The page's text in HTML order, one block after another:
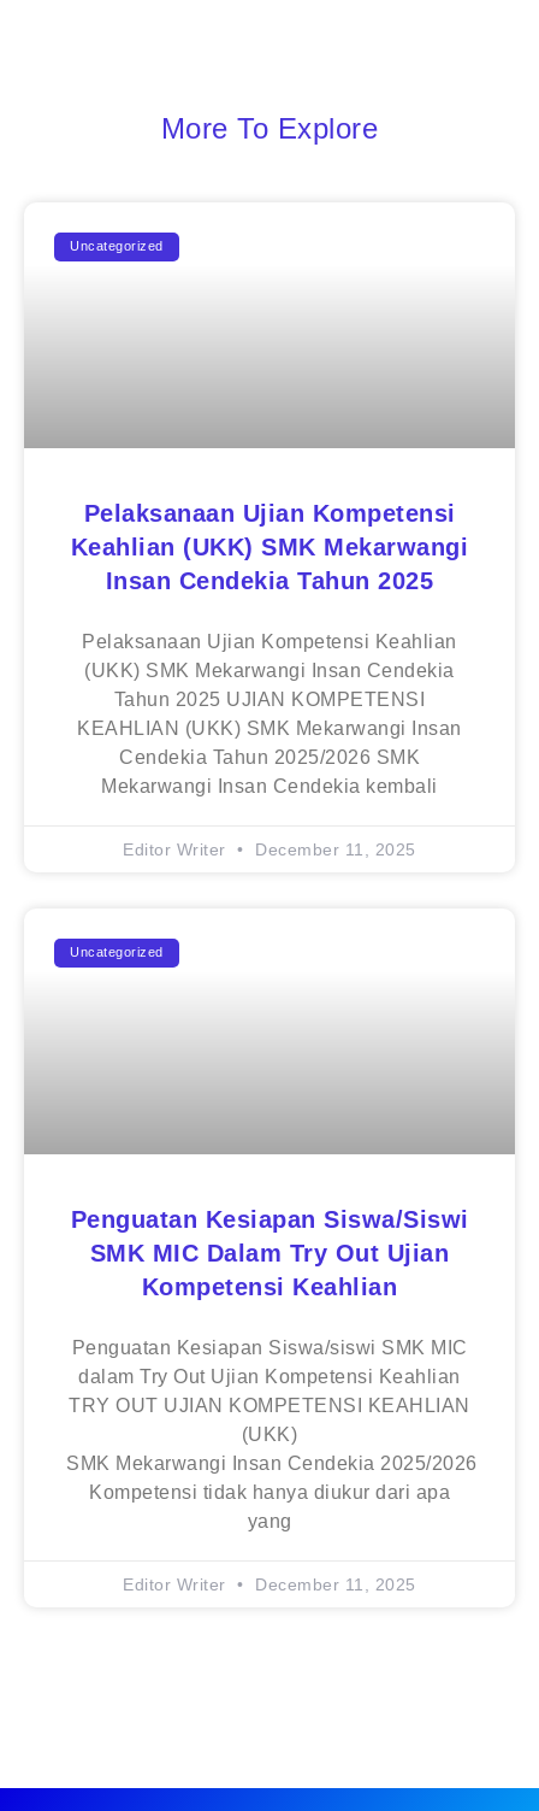
More To Explore
Uncategorized
Pelaksanaan Ujian Kompetensi
Keahlian (UKK) SMK Mekarwangi
Insan Cendekia Tahun 2025
Pelaksanaan Ujian Kompetensi Keahlian
(UKK) SMK Mekarwangi Insan Cendekia
Tahun 2025 UJIAN KOMPETENSI
KEAHLIAN (UKK) SMK Mekarwangi Insan
Cendekia Tahun 2025/2026 SMK
Mekarwangi Insan Cendekia kembali
Editor Writer December 11, 2025
Uncategorized
Penguatan Kesiapan Siswa/siswi
SMK MIC Dalam Try Out Ujian
Kompetensi Keahlian
Penguatan Kesiapan Siswa/siswi SMK MIC
dalam Try Out Ujian Kompetensi Keahlian
TRY OUT UJIAN KOMPETENSI KEAHLIAN
(UKK)
SMK Mekarwangi Insan Cendekia 2025/2026
Kompetensi tidak hanya diukur dari apa
yang
Editor Writer December 11, 2025